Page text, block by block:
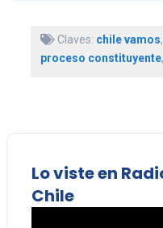
Claves: chile vamos,
proceso constituyente,
Lo viste en
Chile